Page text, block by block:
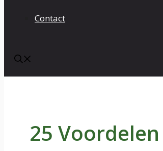
Contact
25